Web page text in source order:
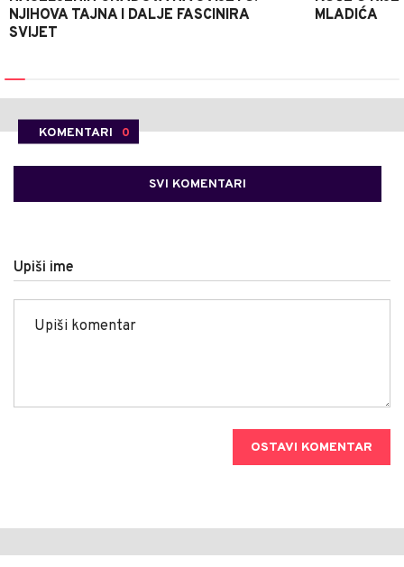
NJIHOVA TAJNA I DALJE FASCINIRA
SVIJET
MLADIĆA
KOMENTARI 0
SVI KOMENTARI
Upiši ime
OSTAVI KOMENTAR